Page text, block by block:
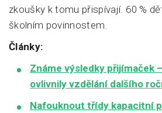
zkoušky k tomu přispívají. 60 %
školním povinnostem.
Články:
Známe výsledky přijímaček
ovlivnily vzdělání dalšího
Nafouknout třídy kapacitní